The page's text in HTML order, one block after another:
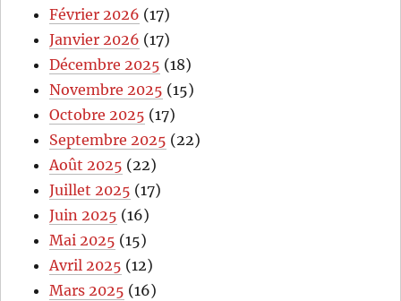
Février 2026 (17)
Janvier 2026 (17)
Décembre 2025 (18)
Novembre 2025 (15)
Octobre 2025 (17)
Septembre 2025 (22)
Août 2025 (22)
Juillet 2025 (17)
Juin 2025 (16)
Mai 2025 (15)
Avril 2025 (12)
Mars 2025 (16)